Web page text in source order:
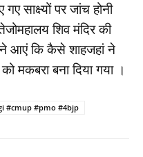
गए साक्ष्यों पर जांच होनी
शिव मंदिर की
आएं कि कैसे शाहजहां ने
मकबरा बना दिया गया ।
#cmup #pmo #4bjp